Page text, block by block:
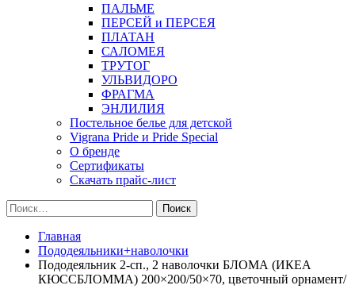
ПАЛЬМЕ
ПЕРСЕЙ и ПЕРСЕЯ
ПЛАТАН
САЛОМЕЯ
ТРУТОГ
УЛЬВИДОРО
ФРАГМА
ЭНЛИЛИЯ
Постельное белье для детской
Vigrana Pride и Pride Special
О бренде
Сертификаты
Скачать прайс-лист
Найти:
Главная
Пододеяльники+наволочки
Пододеяльник 2-сп., 2 наволочки БЛОМА (ИКЕА
КЮССБЛОММА) 200×200/50×70, цветочный орнамент/